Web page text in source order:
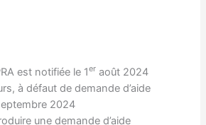
est notifiée le 1er août 2024
à défaut de demande d’aide
2024
une demande d’aide